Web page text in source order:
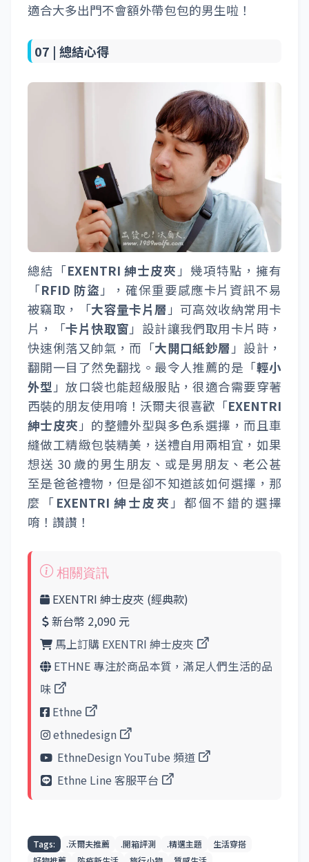
適合大多出門不會額外帶包包的男生啦！
07 |總結心得
總結「EXENTRI 紳士皮夾」幾項特點，擁有
「RFID 防盜」，確保重要感應卡片資訊不易
被竊取，「大容量卡片層」可高效收納常用卡
片，「卡片快取窗」設計讓我們取用卡片時，
快速俐落又帥氣，而「大開口紙鈔層」設計，
翻開一目了然免翻找。最令人推薦的是「輕小
外型」放口袋也能超級服貼，很適合需要穿著
西裝的朋友使用唷！沃爾夫很喜歡「EXENTRI
紳士皮夾」的整體外型與多色系選擇，而且車
縫做工精緻包裝精美，送禮自用兩相宜，如果
想送 30 歲的男生朋友、或是男朋友、老公甚
至是爸爸禮物，但是卻不知道該如何選擇，那
麼「 EXENTRI 紳士皮夾」都個不錯的選擇
唷！讚讚！
EXENTRI 紳士皮夾 (經典款)
新台幣 2,090 元
馬上訂購 EXENTRI 紳士皮夾
ETHNE 專注於商品本質，滿足人們生活的品
味
Ethne
ethnedesign
EthneDesign YouTube 頻道
Ethne Line 客服平台
Tags: .沃爾夫推薦 .開箱評測 .精選主題
生活穿搭